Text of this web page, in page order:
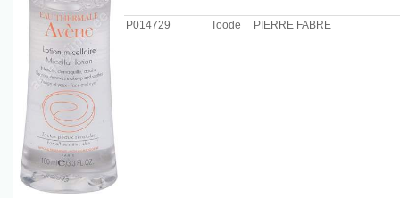
P014729 Toode PIERRE FABRE